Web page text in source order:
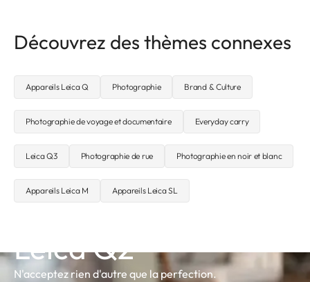
Découvrez des thèmes connexes
Appareils Leica Q Photographie Brand & Culture
Photographie de voyage et documentaire Everyday carry
Leica Q3 Photographie de rue Photographie en noir et blanc
Appareils Leica M Appareils Leica SL
Leica Q2
N'acceptez rien d'autre que la perfection.